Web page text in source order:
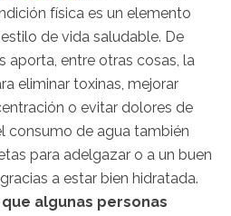
física es un elemento
de vida saludable. De
aporta, entre otras cosas, la
eliminar toxinas, mejorar
o evitar dolores de
consumo de agua también
para adelgazar o a un buen
a estar bien hidratada.
algunas personas